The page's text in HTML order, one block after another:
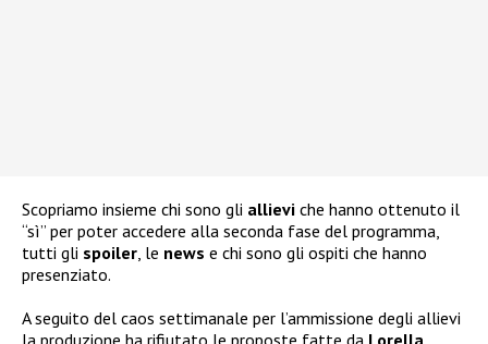
Scopriamo insieme chi sono gli allievi che hanno ottenuto il
“sì” per poter accedere alla seconda fase del programma,
tutti gli spoiler , le news e chi sono gli ospiti che hanno
presenziato.
A seguito del caos settimanale per l’ammissione degli allievi
la produzione ha rifiutato le proposte fatte da Lorella